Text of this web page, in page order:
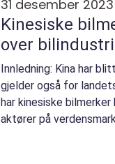
31 desember 2023
Kinesiske
over
Innledning: Kina har
gjelder også for
har kinesiske
aktører på